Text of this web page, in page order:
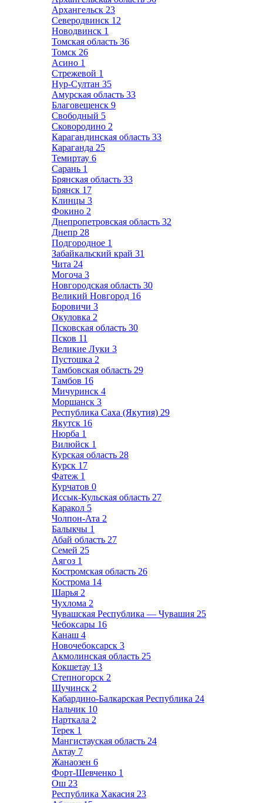
Архангельск 23
Северодвинск 12
Новодвинск 1
Томская область 36
Томск 26
Асино 1
Стрежевой 1
Нур-Султан 35
Амурская область 33
Благовещенск 9
Свободный 5
Сковородино 2
Карагандинская область 33
Караганда 25
Темиртау 6
Сарань 1
Брянская область 33
Брянск 17
Клинцы 3
Фокино 2
Днепропетровская область 32
Днепр 28
Подгородное 1
Забайкальский край 31
Чита 24
Могоча 3
Новгородская область 30
Великий Новгород 16
Боровичи 3
Окуловка 2
Псковская область 30
Псков 11
Великие Луки 3
Пустошка 2
Тамбовская область 29
Тамбов 16
Мичуринск 4
Моршанск 3
Республика Саха (Якутия) 29
Якутск 16
Нюрба 1
Вилюйск 1
Курская область 28
Курск 17
Фатеж 1
Курчатов 0
Иссык-Кульская область 27
Каракол 5
Чолпон-Ата 2
Балыкчы 1
Абай область 27
Семей 25
Аягоз 1
Костромская область 26
Кострома 14
Шарья 2
Чухлома 2
Чувашская Республика — Чувашия 25
Чебоксары 16
Канаш 4
Новочебоксарск 3
Акмолинская область 25
Кокшетау 13
Степногорск 2
Щучинск 2
Кабардино-Балкарская Республика 24
Нальчик 10
Нарткала 2
Терек 1
Мангистауская область 24
Актау 7
Жанаозен 6
Форт-Шевченко 1
Ош 23
Республика Хакасия 23